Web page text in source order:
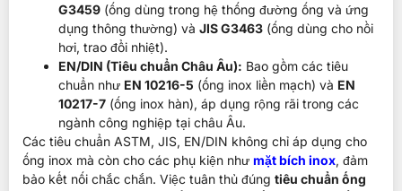
G3459 (ống dùng trong hệ thống đường ống và ứng
dụng thông thường) và JIS G3463 (ống dùng cho nồi
hơi, trao đổi nhiệt).
EN/DIN (Tiêu chuẩn Châu Âu): Bao gồm các tiêu
chuẩn như EN 10216-5 (ống inox liền mạch) và EN
10217-7 (ống inox hàn), áp dụng rộng rãi trong các
ngành công nghiệp tại châu Âu.
Các tiêu chuẩn ASTM, JIS, EN/DIN không chỉ áp dụng cho
ống inox mà còn cho các phụ kiện như mặt bích inox, đảm
bảo kết nối chắc chắn. Việc tuân thủ đúng tiêu chuẩn ống